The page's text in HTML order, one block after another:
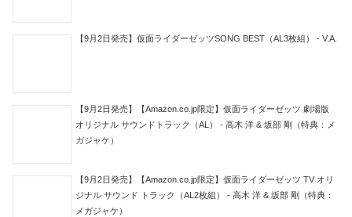
【9月2日発売】仮面ライダーゼッツSONG BEST（AL3枚組） - V.A.
【9月2日発売】【Amazon.co.jp限定】仮面ライダーゼッツ 劇場版
オリジナル サウンドトラック（AL） - 高木 洋 & 坂部 剛（特典：メ
ガジャケ）
【9月2日発売】【Amazon.co.jp限定】仮面ライダーゼッツ TV オリ
ジナル サウンド トラック（AL2枚組） - 高木 洋 & 坂部 剛（特典：
メガジャケ）